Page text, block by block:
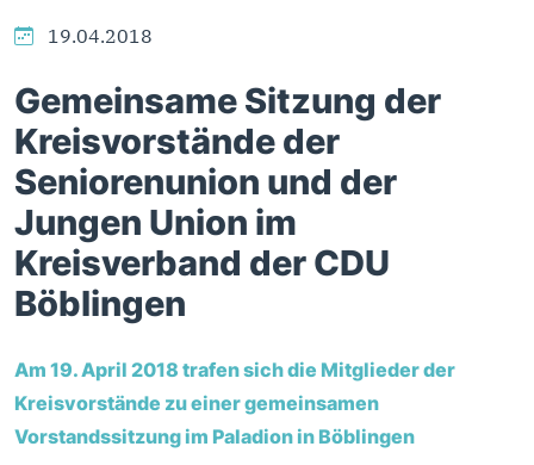
19.04.2018
Gemeinsame Sitzung der
Kreisvorstände der
Seniorenunion und der
Jungen Union im
Kreisverband der CDU
Böblingen
Am 19. April 2018 trafen sich die Mitglieder der
Kreisvorstände zu einer gemeinsamen
Vorstandssitzung im Paladion in Böblingen